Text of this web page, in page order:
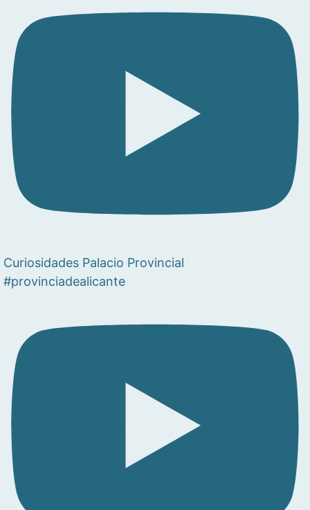
Curiosidades Palacio Provincial
#provinciadealicante